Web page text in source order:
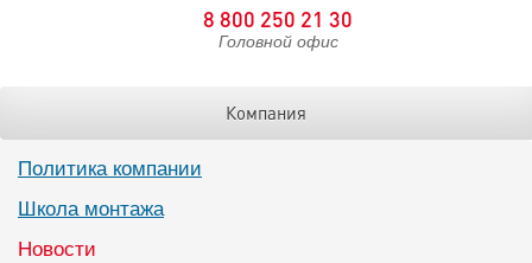
8 800 250 21 30
Головной офис
Компания
Политика компании
Школа монтажа
Новости